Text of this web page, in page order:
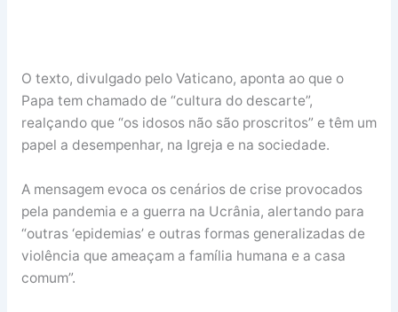
O texto, divulgado pelo Vaticano, aponta ao que o
Papa tem chamado de “cultura do descarte”,
realçando que “os idosos não são proscritos” e têm um
papel a desempenhar, na Igreja e na sociedade.
A mensagem evoca os cenários de crise provocados
pela pandemia e a guerra na Ucrânia, alertando para
“outras ‘epidemias’ e outras formas generalizadas de
violência que ameaçam a família humana e a casa
comum”.